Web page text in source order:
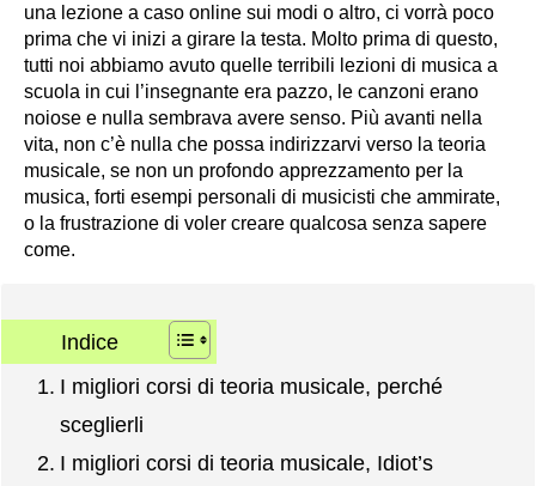
una lezione a caso online sui modi o altro, ci vorrà poco
prima che vi inizi a girare la testa. Molto prima di questo,
tutti noi abbiamo avuto quelle terribili lezioni di musica a
scuola in cui l’insegnante era pazzo, le canzoni erano
noiose e nulla sembrava avere senso. Più avanti nella
vita, non c’è nulla che possa indirizzarvi verso la teoria
musicale, se non un profondo apprezzamento per la
musica, forti esempi personali di musicisti che ammirate,
o la frustrazione di voler creare qualcosa senza sapere
come.
Indice
I migliori corsi di teoria musicale, perché
sceglierli
I migliori corsi di teoria musicale, Idiot’s